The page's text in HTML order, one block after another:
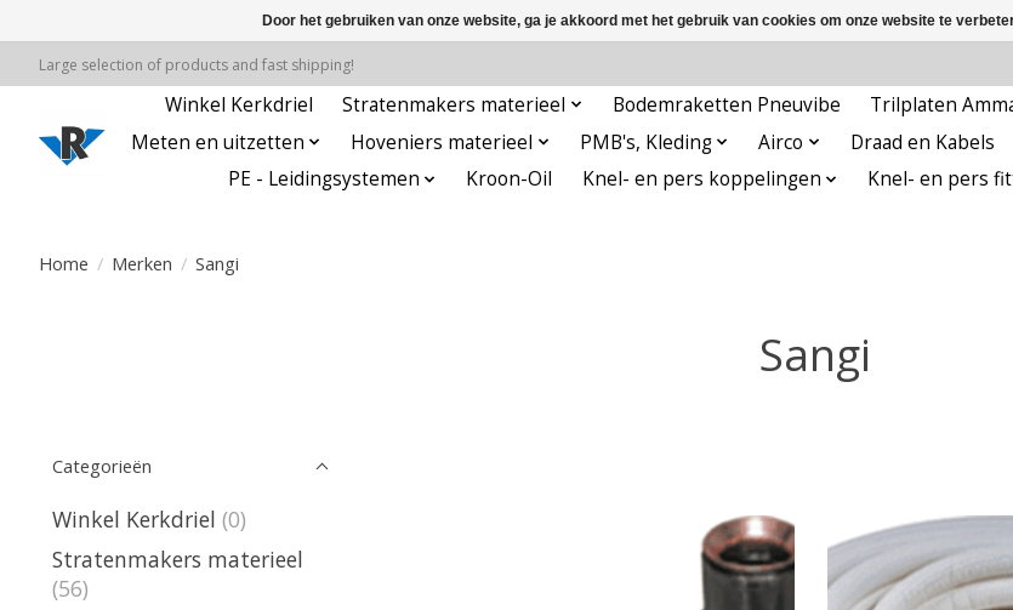
Large selection of products and fast shipping!
Winkel Kerkdriel Stratenmakers materieel Bodemraketten Pneuvibe Trilplaten
Meten en uitzetten
Hoveniers materieel PMB's, Kleding Airco Draad en Kabels
PE - Leidingsystemen
Kroon-Oil Knel- en pers koppelingen Knel- en pers
Home / Merken / Sangi
Sangi
Categorieën
Winkel Kerkdriel (0)
Stratenmakers materieel
(56)
Door het gebruiken van onze website, ga je akkoord met het gebruik van cookies om onze website te